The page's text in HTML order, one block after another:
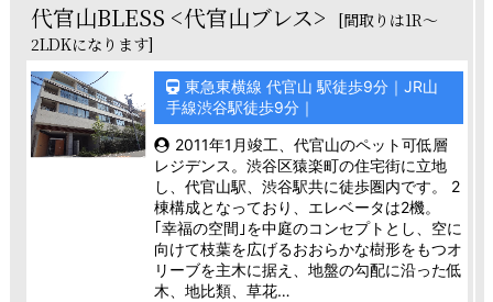
代官山BLESS <代官山ブレス>
[間取りは1R～
2LDKになります]
東急東横線 代官山 駅徒歩9分｜JR山
手線渋谷駅徒歩9分｜
2011年1月竣工、代官山のペット可低層
レジデンス。渋谷区猿楽町の住宅街に立地
し、代官山駅、渋谷駅共に徒歩圏内です。 2
棟構成となっており、エレベータは2機。
｢幸福の空間｣を中庭のコンセプトとし、空に
向けて枝葉を広げるおおらかな樹形をもつオ
リーブを主木に据え、地盤の勾配に沿った低
木、地比類、草花…